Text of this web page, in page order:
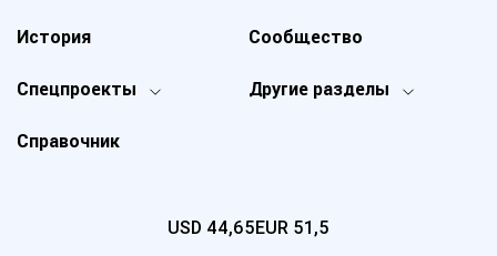
Спецпроекты Другие разделы
История
Справочник
Сообщество
USD 44,65EUR 51,5